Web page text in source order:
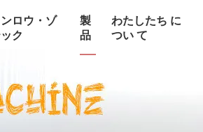
ロウ・ゾ
ク
製
品
わたしたち に
つい て